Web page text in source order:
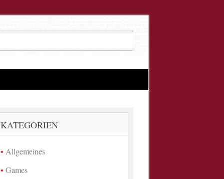
KATEGORIEN
Allgemeines
Games